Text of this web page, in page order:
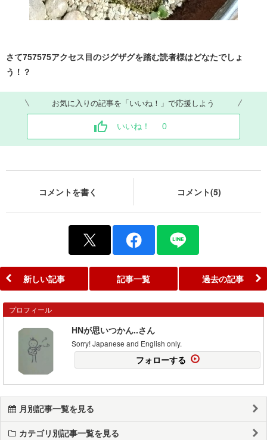
さて757575アクセス目のジグザグを踏む読者様はどなたでしょ
う！？
お気に入りの記事を「いいね！」で応援しよう
いいね！ 0
コメントを書く コメント(5)
新しい記事 記事一覧 過去の記事
プロフィール
HNが思いつかん..さん
Sorry! Japanese and English only.
フォローする
月別記事一覧を見る
カテゴリ別記事一覧を見る